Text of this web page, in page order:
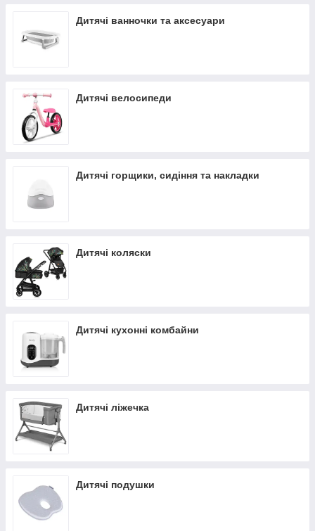
Дитячі ванночки та аксесуари
Дитячі велосипеди
Дитячі горщики, сидіння та накладки
Дитячі коляски
Дитячі кухонні комбайни
Дитячі ліжечка
Дитячі подушки